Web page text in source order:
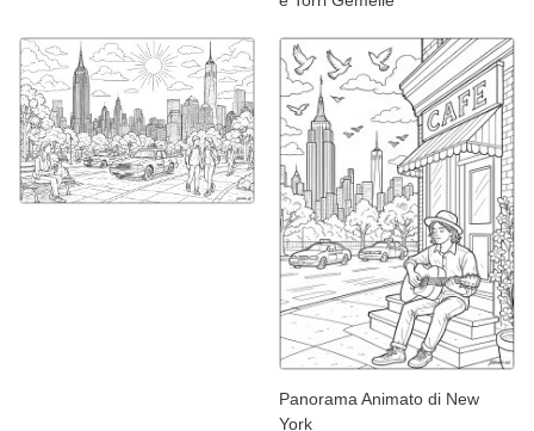
Panorama Animato di New
York